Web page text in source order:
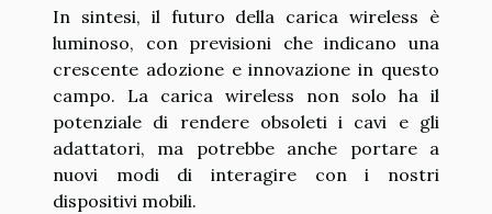
In sintesi, il futuro della carica wireless è
luminoso, con previsioni che indicano una
crescente adozione e innovazione in questo
campo. La carica wireless non solo ha il
potenziale di rendere obsoleti i cavi e gli
adattatori, ma potrebbe anche portare a
nuovi modi di interagire con i nostri
dispositivi mobili.